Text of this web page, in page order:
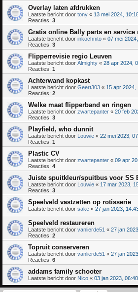
Overlay laten afdrukken
Laatste bericht door tony « 13 mei 2024,
Reacties: 3
Gratis online Bally parts en service
Laatste bericht door inkochnito « 07 mei
Reacties: 3
Flipperrevisie regio Leuven
Laatste bericht door Almighty « 28 apr 2024,
Reacties: 1
Achterwand kopkast
Laatste bericht door Geert303 « 15 apr 2024,
Reacties: 2
Welke maat flipperband en ringen
Laatste bericht door zwartepanter « 20 feb
Reacties: 3
Playfield, who dunnit
Laatste bericht door Louwie « 22 mei 2023,
Reacties: 1
Plastic CV
Laatste bericht door zwartepanter « 09 apr
Reacties: 4
Juiste spuitkleur/spuitbus voor SS
Laatste bericht door Louwie « 17 mar 2023,
Reacties: 3
Speelveld vastzetten op rotisserie
Laatste bericht door sake « 27 jan 2023,
Speelveld restaureren
Laatste bericht door vanlierde51 « 27 jan
Reacties: 2
Topruit conserveren
Laatste bericht door vanlierde51 « 27 jan
Reacties: 6
addams family schooter
Laatste bericht door Nico « 03 jan 2023, 06:40